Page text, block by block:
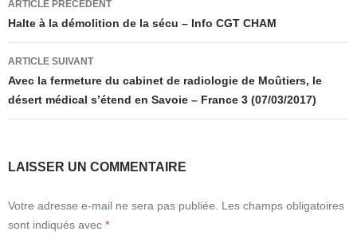
des
articles
ARTICLE PRÉCÉDENT
Halte à la démolition de la sécu – Info CGT CHAM
ARTICLE SUIVANT
Avec la fermeture du cabinet de radiologie de Moûtiers, le
désert médical s’étend en Savoie – France 3 (07/03/2017)
LAISSER UN COMMENTAIRE
Votre adresse e-mail ne sera pas publiée.
Les champs obligatoires
sont indiqués avec *